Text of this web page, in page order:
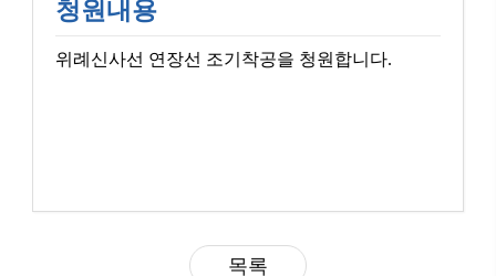
청원내용
위례신사선 연장선 조기착공을 청원합니다.
목록